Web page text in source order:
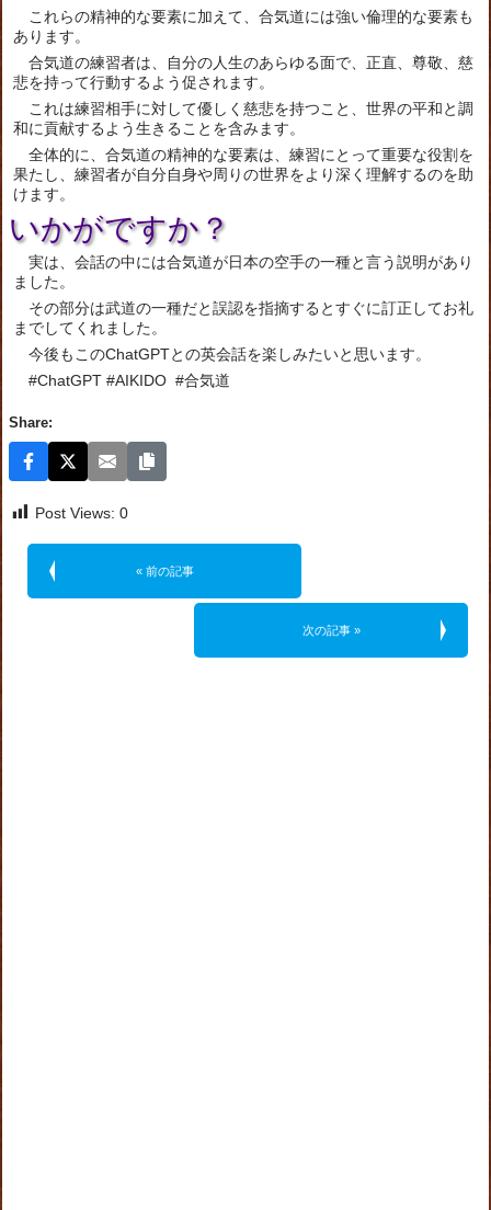
これらの精神的な要素に加えて、合気道には強い倫理的な要素も
あります。
合気道の練習者は、自分の人生のあらゆる面で、正直、尊敬、慈
悲を持って行動するよう促されます。
これは練習相手に対して優しく慈悲を持つこと、世界の平和と調
和に貢献するよう生きることを含みます。
全体的に、合気道の精神的な要素は、練習にとって重要な役割を
果たし、練習者が自分自身や周りの世界をより深く理解するのを助
けます。
いかがですか？
実は、会話の中には合気道が日本の空手の一種と言う説明があり
ました。
その部分は武道の一種だと誤認を指摘するとすぐに訂正してお礼
までしてくれました。
今後もこのChatGPTとの英会話を楽しみたいと思います。
#ChatGPT #AIKIDO #合気道
Share:
Post Views: 0
« 前の記事
次の記事 »